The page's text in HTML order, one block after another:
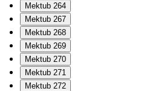
Mektub 264
Mektub 267
Mektub 268
Mektub 269
Mektub 270
Mektub 271
Mektub 272